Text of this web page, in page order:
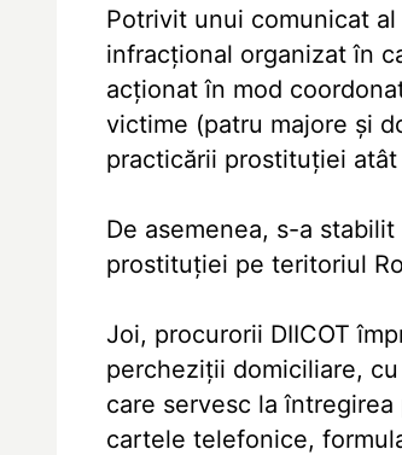
Potrivit unui comunicat
infracţional organizat în
acţionat în mod
victime (patru majore şi
practicării prostituţiei
De asemenea, s-a
prostituţiei pe teritoriul
Joi, procurorii DIICOT
percheziţii domiciliare,
care servesc la
cartele telefonice,